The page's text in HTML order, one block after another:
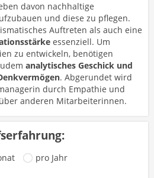
davon nachhaltige
und diese zu pflegen.
Auftreten als auch eine
essenziell. Um
zu entwickeln, benötigen
analytisches Geschick und
. Abgerundet wird
durch Empathie und
anderen Mitarbeiterinnen.
pro Jahr